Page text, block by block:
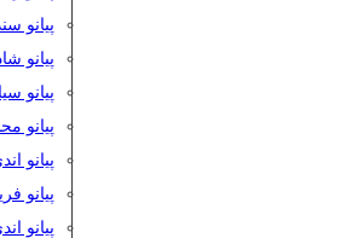
پیانو
پیانو
پیانو
پیانو
پیانو
پیانو
پیانو